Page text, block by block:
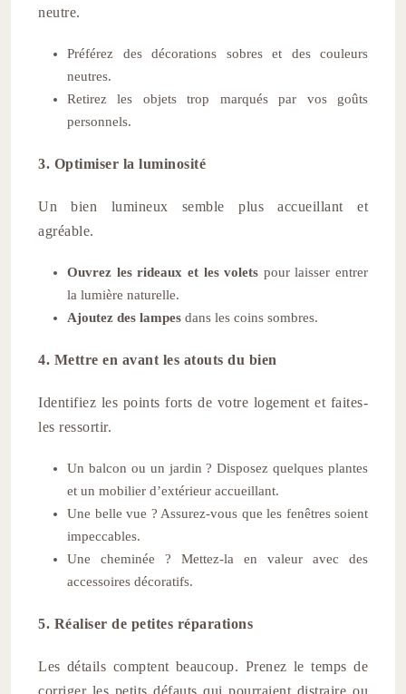
neutre.
Préférez des décorations sobres et des couleurs
neutres.
Retirez les objets trop marqués par vos goûts
personnels.
3. Optimiser la luminosité
Un bien lumineux semble plus accueillant et
agréable.
Ouvrez les rideaux et les volets pour laisser entrer
la lumière naturelle.
Ajoutez des lampes dans les coins sombres.
4. Mettre en avant les atouts du bien
Identifiez les points forts de votre logement et faites-
les ressortir.
Un balcon ou un jardin ? Disposez quelques plantes
et un mobilier d’extérieur accueillant.
Une belle vue ? Assurez-vous que les fenêtres soient
impeccables.
Une cheminée ? Mettez-la en valeur avec des
accessoires décoratifs.
5. Réaliser de petites réparations
Les détails comptent beaucoup. Prenez le temps de
corriger les petits défauts qui pourraient distraire ou